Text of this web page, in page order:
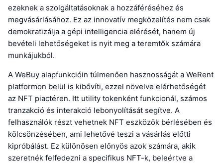
ezeknek a szolgáltatásoknak a hozzáféréséhez és
megvásárlásához. Ez az innovatív megközelítés nem csak
demokratizálja a gépi intelligencia elérését, hanem új
bevételi lehetőségeket is nyit meg a teremtők számára
munkájukból.
A WeBuy alapfunkcióin túlmenően hasznosságát a WeRent
platformon belül is kibővíti, ezzel növelve elérhetőségét
az NFT piactéren. Itt utility tokenként funkcionál, számos
tranzakció és interakció lebonyolítását segítve. A
felhasználók részt vehetnek NFT eszközök bérlésében és
kölcsönzésében, ami lehetővé teszi a vásárlás előtti
kipróbálást. Ez különösen előnyös azok számára, akik
szeretnék felfedezni a specifikus NFT-k, beleértve a